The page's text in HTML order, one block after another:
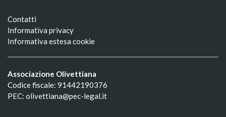
Contatti
Informativa privacy
Informativa estesa cookie
Associazione Olivettiana
Codice fiscale: 91442190376
PEC: olivettiana@pec-legal.it